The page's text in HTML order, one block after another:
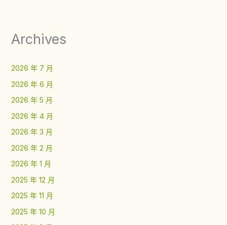
Archives
2026 年 7 月
2026 年 6 月
2026 年 5 月
2026 年 4 月
2026 年 3 月
2026 年 2 月
2026 年 1 月
2025 年 12 月
2025 年 11 月
2025 年 10 月